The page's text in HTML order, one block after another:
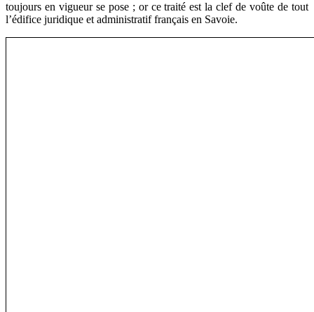
toujours en vigueur se pose ; or ce traité est la clef de voûte de tout
l’édifice juridique et administratif français en Savoie.